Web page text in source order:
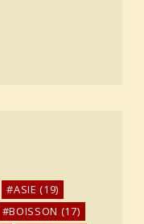
ASIE (19)
BOISSON (17)